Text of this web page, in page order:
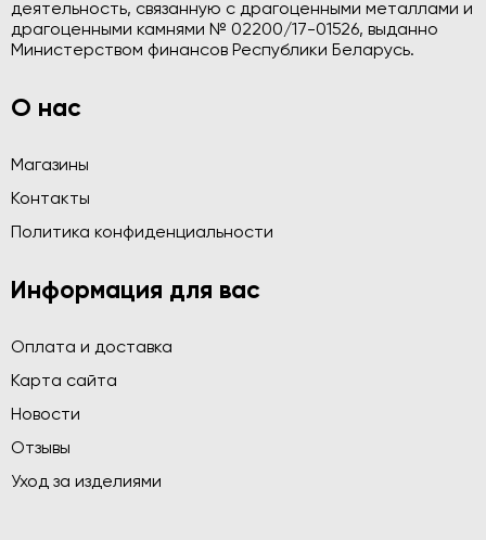
деятельность, связанную с драгоценными металлами и
драгоценными камнями № 02200/17-01526, выданно
Министерством финансов Республики Беларусь.
О нас
Магазины
Контакты
Политика конфиденциальности
Информация для вас
Оплата и доставка
Карта сайта
Новости
Отзывы
Уход за изделиями